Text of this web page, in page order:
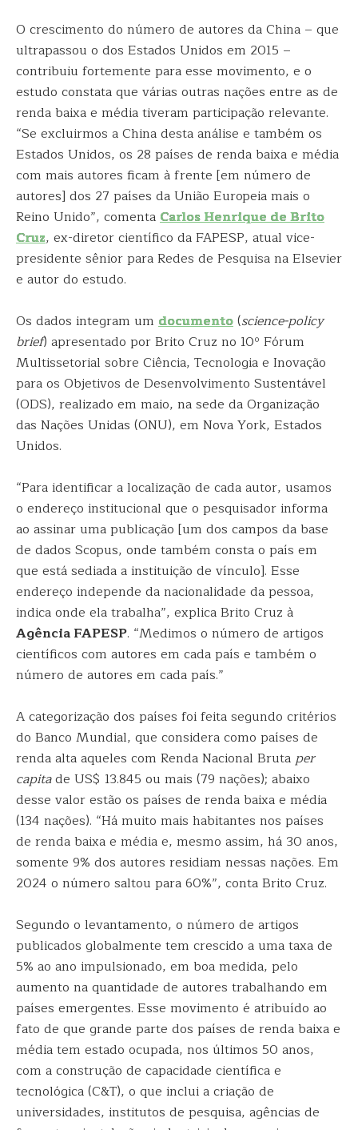
O crescimento do número de autores da China – que
ultrapassou o dos Estados Unidos em 2015 –
contribuiu fortemente para esse movimento, e o
estudo constata que várias outras nações entre as de
renda baixa e média tiveram participação relevante.
“Se excluirmos a China desta análise e também os
Estados Unidos, os 28 países de renda baixa e média
com mais autores ficam à frente [em número de
autores] dos 27 países da União Europeia mais o
Reino Unido”, comentaCarlos Henrique de Brito
Cruz, ex-diretor científico da FAPESP, atual vice-
presidente sênior para Redes de Pesquisa na Elsevier
e autor do estudo.
Os dados integram um documento(science-policy
brief) apresentado por Brito Cruz no 10º Fórum
Multissetorial sobre Ciência, Tecnologia e Inovação
para os Objetivos de Desenvolvimento Sustentável
(ODS), realizado em maio, na sede da Organização
das Nações Unidas (ONU), em Nova York, Estados
Unidos.
“Para identificar a localização de cada autor, usamos
o endereço institucional que o pesquisador informa
ao assinar uma publicação [um dos campos da base
de dados Scopus, onde também consta o país em
que está sediada a instituição de vínculo]. Esse
endereço independe da nacionalidade da pessoa,
indica onde ela trabalha”, explica Brito Cruz à
Agência FAPESP. “Medimos o número de artigos
científicos com autores em cada país e também o
número de autores em cada país.”
A categorização dos países foi feita segundo critérios
do Banco Mundial, que considera como países de
renda alta aqueles com Renda Nacional Brutaper
capitade US$ 13.845 ou mais (79 nações); abaixo
desse valor estão os países de renda baixa e média
(134 nações). “Há muito mais habitantes nos países
de renda baixa e média e, mesmo assim, há 30 anos,
somente 9% dos autores residiam nessas nações. Em
2024 o número saltou para 60%”, conta Brito Cruz.
Segundo o levantamento, o número de artigos
publicados globalmente tem crescido a uma taxa de
5% ao ano impulsionado, em boa medida, pelo
aumento na quantidade de autores trabalhando em
países emergentes. Esse movimento é atribuído ao
fato de que grande parte dos países de renda baixa e
média tem estado ocupada, nos últimos 50 anos,
com a construção de capacidade científica e
tecnológica (C&T), o que inclui a criação de
universidades, institutos de pesquisa, agências de